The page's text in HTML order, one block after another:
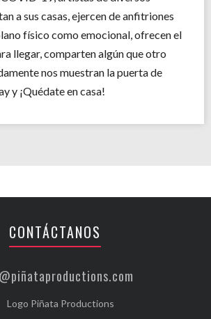
a sus casas, ejercen de anfitriones
físico como emocional, ofrecen el
llegar, comparten algún que otro
nos muestran la puerta de
y ¡Quédate en casa!
CONTÁCTANOS